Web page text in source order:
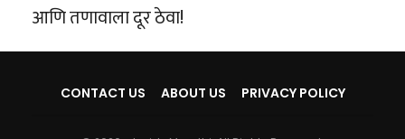
आणि तणावाला दूर ठेवा!
CONTACT US ABOUT US PRIVACY POLICY